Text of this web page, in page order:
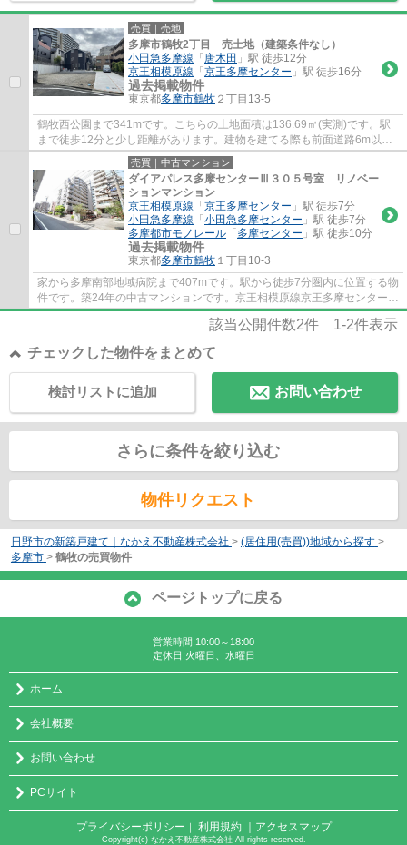
売買｜売地
多摩市鶴牧2丁目 売土地（建築条件なし）
小田急多摩線 「 唐木田 」駅 徒歩12分
京王相模原線 「 京王多摩センター 」駅 徒歩16分
過去掲載物件
東京都多摩市鶴牧 ２丁目13-5
鶴牧西公園まで341mです。こちらの土地面積は136.69㎡(実測)です。駅
まで徒歩12分と少し距離があります。建物を建てる際も前面道路6m以上
なので安心です。多摩市エリアでの不動産探し...
売買｜中古マンション
ダイアパレス多摩センターⅢ３０５号室 リノベー
ションマンション
京王相模原線 「 京王多摩センター 」駅 徒歩7分
小田急多摩線 「 小田急多摩センター 」駅 徒歩7分
多摩都市モノレール 「 多摩センター 」駅 徒歩10分
過去掲載物件
東京都多摩市鶴牧 １丁目10-3
家から多摩南部地域病院まで407mです。駅から徒歩7分圏内に位置する物
件です。築24年の中古マンションです。京王相模原線京王多摩センター周
辺で不動産情報をお求めなら、地域に詳しい...
該当公開件数2件 1-2件表示
チェックした物件をまとめて
お問い合わせ
検討リストに追加
さらに条件を絞り込む
物件リクエスト
日野市の新築戸建て｜なかえ不動産株式会社 > (居住用(売買))地域から探す >
多摩市 > 鶴牧の売買物件
ページトップに戻る
営業時間:10:00～18:00
定休日:火曜日、水曜日
ホーム
会社概要
お問い合わせ
PCサイト
プライバシーポリシー ｜ 利用規約 ｜アクセスマップ
Copyright(c) なかえ不動産株式会社 All rights reserved.